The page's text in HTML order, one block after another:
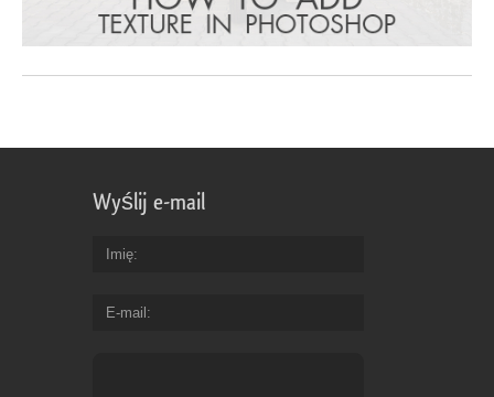
Wyślij e-mail
Imię
E-mail